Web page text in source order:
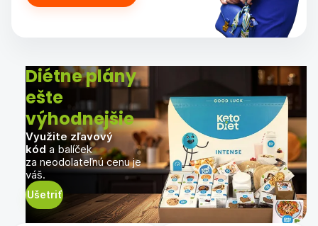
Diétne plány
ešte
výhodnejšie
Využite zľavový
kód a balíček
za neodolateľnú cenu je
váš.
Ušetriť